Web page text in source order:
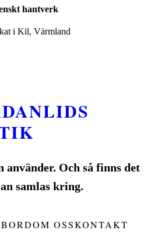
hantverk
i Kil, Värmland
använder. Och så finns det
samlas kring.
OM OSSKONTAKT